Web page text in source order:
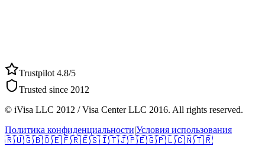
Trustpilot 4.8/5
Trusted since 2012
© iVisa LLC 2012 / Visa Center LLC 2016. All rights reserved.
Политика конфиденциальности|Условия использования
🇷🇺🇬🇧🇩🇪🇫🇷🇪🇸🇮🇹🇯🇵🇪🇬🇵🇱🇨🇳🇹🇷